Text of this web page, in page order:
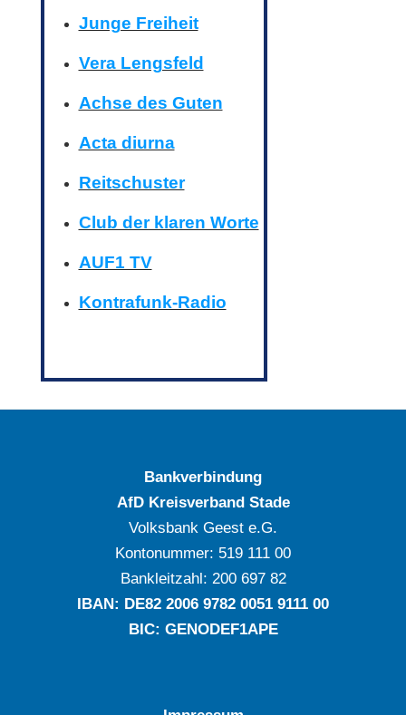
Junge Freiheit
Vera Lengsfeld
Achse des Guten
Acta diurna
Reitschuster
Club der klaren Worte
AUF1 TV
Kontrafunk-Radio
Bankverbindung
AfD Kreisverband Stade
Volksbank Geest e.G.
Kontonummer: ‍519 111 00
Bankleitzahl: ‍200 697 82
IBAN: DE‍82 ‍2006 ‍9782 ‍0051 ‍9111 ‍00
BIC: GENODEF1APE